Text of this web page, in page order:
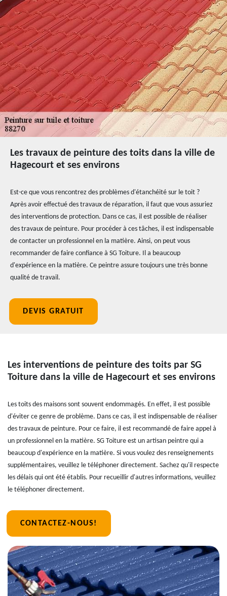
Les travaux de peinture des toits dans la ville de
Hagecourt et ses environs
Est-ce que vous rencontrez des problèmes d'étanchéité sur le toit ?
Après avoir effectué des travaux de réparation, il faut que vous assuriez
des interventions de protection. Dans ce cas, il est possible de réaliser
des travaux de peinture. Pour procéder à ces tâches, il est indispensable
de contacter un professionnel en la matière. Ainsi, on peut vous
recommander de faire confiance à SG Toiture. Il a beaucoup
d'expérience en la matière. Ce peintre assure toujours une très bonne
qualité de travail.
DEVIS GRATUIT
Les interventions de peinture des toits par SG
Toiture dans la ville de Hagecourt et ses environs
Les toits des maisons sont souvent endommagés. En effet, il est possible
d'éviter ce genre de problème. Dans ce cas, il est indispensable de réaliser
des travaux de peinture. Pour ce faire, il est recommandé de faire appel à
un professionnel en la matière. SG Toiture est un artisan peintre qui a
beaucoup d'expérience en la matière. Si vous voulez des renseignements
supplémentaires, veuillez le téléphoner directement. Sachez qu'il respecte
les délais qui ont été établis. Pour recueillir d'autres informations, veuillez
le téléphoner directement.
CONTACTEZ-NOUS!